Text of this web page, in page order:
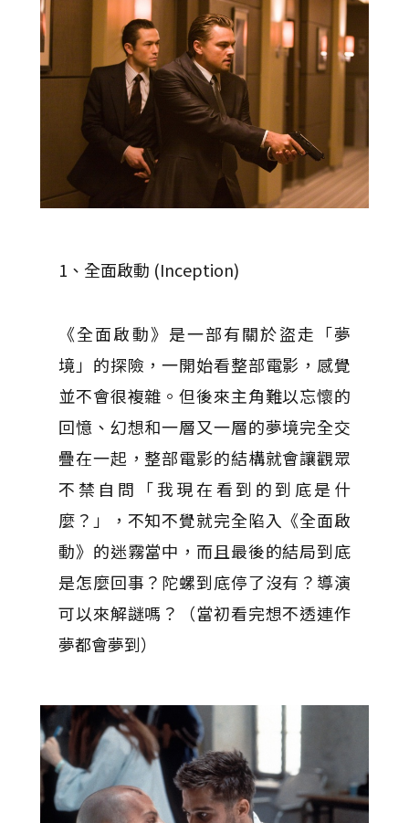
1、全面啟動 (Inception)
《全面啟動》是一部有關於盜走「夢
境」的探險，一開始看整部電影，感覺
並不會很複雜。但後來主角難以忘懷的
回憶、幻想和一層又一層的夢境完全交
疊在一起，整部電影的結構就會讓觀眾
不禁自問「我現在看到的到底是什
麼？」，不知不覺就完全陷入《全面啟
動》的迷霧當中，而且最後的結局到底
是怎麼回事？陀螺到底停了沒有？導演
可以來解謎嗎？（當初看完想不透連作
夢都會夢到）